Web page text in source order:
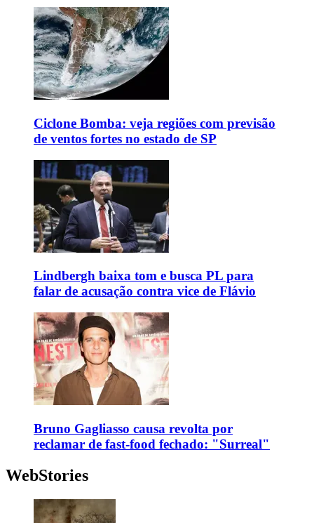
Ciclone Bomba: veja regiões com previsão
de ventos fortes no estado de SP
Lindbergh baixa tom e busca PL para
falar de acusação contra vice de Flávio
Bruno Gagliasso causa revolta por
reclamar de fast-food fechado: "Surreal"
WebStories